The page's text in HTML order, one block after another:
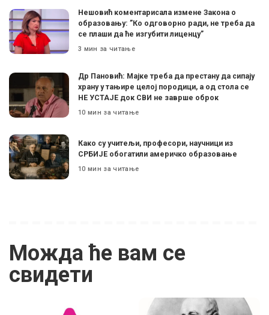
Нешовић коментарисала измене Закона о
образовању: ”Ко одговорно ради, не треба да
се плаши да ће изгубити лиценцу”
3 мин за читање
Др Пановић: Мајке треба да престану да сипају
храну у тањире целој породици, а од стола се
НЕ УСТАЈЕ док СВИ не заврше оброк
10 мин за читање
Како су учитељи, професори, научници из
СРБИЈЕ обогатили америчко образовање
10 мин за читање
Можда ће вам се
свидети